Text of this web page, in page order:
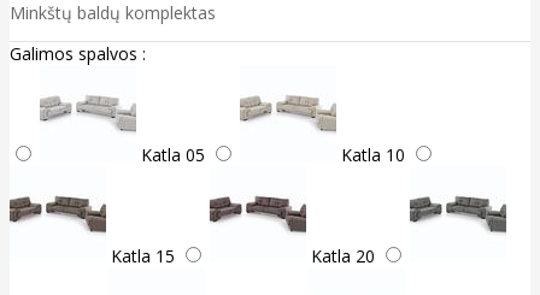
Minkštų baldų komplektas
Galimos spalvos :
Katla 05 Katla 10
Katla 15 Katla 20